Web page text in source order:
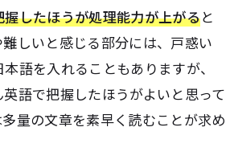
したほうが処理能力が上がると
しいと感じる部分には、戸惑い
語を入れることもありますが、
語で把握したほうがよいと思って
量の文章を素早く読むことが求め